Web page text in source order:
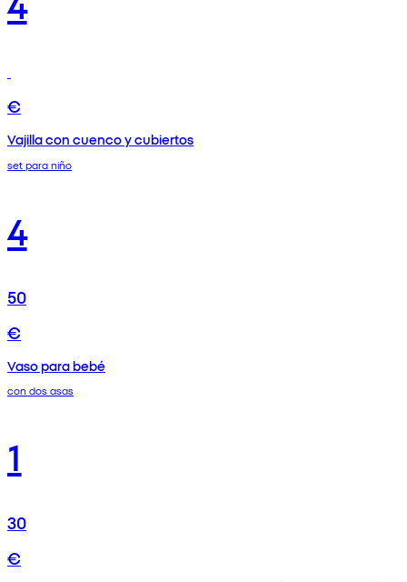
€
Vajilla con cuenco y cubiertos
set para niño
4
50
€
Vaso para bebé
con dos asas
1
30
€